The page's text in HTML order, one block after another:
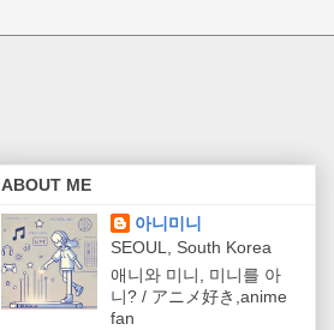
ABOUT ME
아니미니
SEOUL, South Korea
애니와 미니, 미니를 아
니? / アニメ好き,anime
fan